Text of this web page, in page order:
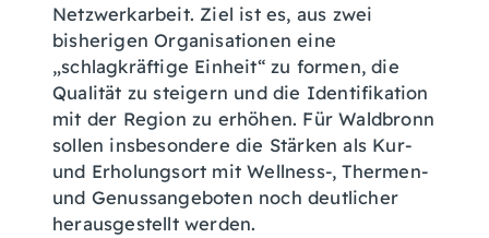
Netzwerkarbeit. Ziel ist es, aus zwei
bisherigen Organisationen eine
„schlagkräftige Einheit“ zu formen, die
Qualität zu steigern und die Identifikation
mit der Region zu erhöhen. Für Waldbronn
sollen insbesondere die Stärken als Kur-
und Erholungsort mit Wellness-, Thermen-
und Genussangeboten noch deutlicher
herausgestellt werden.